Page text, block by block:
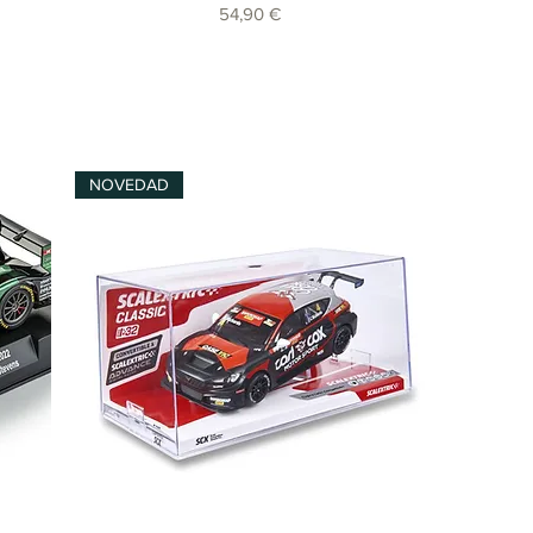
Precio
54,90 €
NOVEDAD